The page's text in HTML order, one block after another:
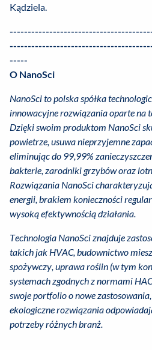
Kądziela.
-----
O NanoSci
NanoSci to polska spółka
innowacyjne rozwiązania oparte na
Dzięki swoim produktom NanoSci
powietrze, usuwa nieprzyjemne
eliminując do 99,99%
bakterie, zarodniki grzybów oraz
Rozwiązania NanoSci
energii, brakiem konieczności
wysoką efektywnością działania.
Technologia NanoSci znajduje
takich jak HVAC, budownictwo
spożywczy, uprawa roślin (w tym
systemach zgodnych z normami
swoje portfolio o nowe
ekologiczne rozwiązania
potrzeby różnych branż.